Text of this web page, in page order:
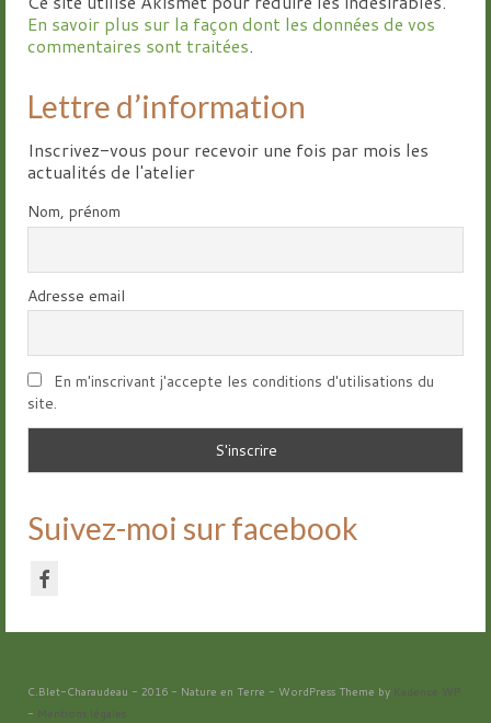
En savoir plus sur la façon dont les données de vos
commentaires sont traitées.
Lettre d’information
Inscrivez-vous pour recevoir une fois par mois les
actualités de l'atelier
Nom, prénom
Adresse email
En m'inscrivant j'accepte les conditions d'utilisations du
site.
Suivez-moi sur facebook
C.Blet-Charaudeau - 2016 - Nature en Terre - WordPress Theme by
Kadence WP
- Mentions légales